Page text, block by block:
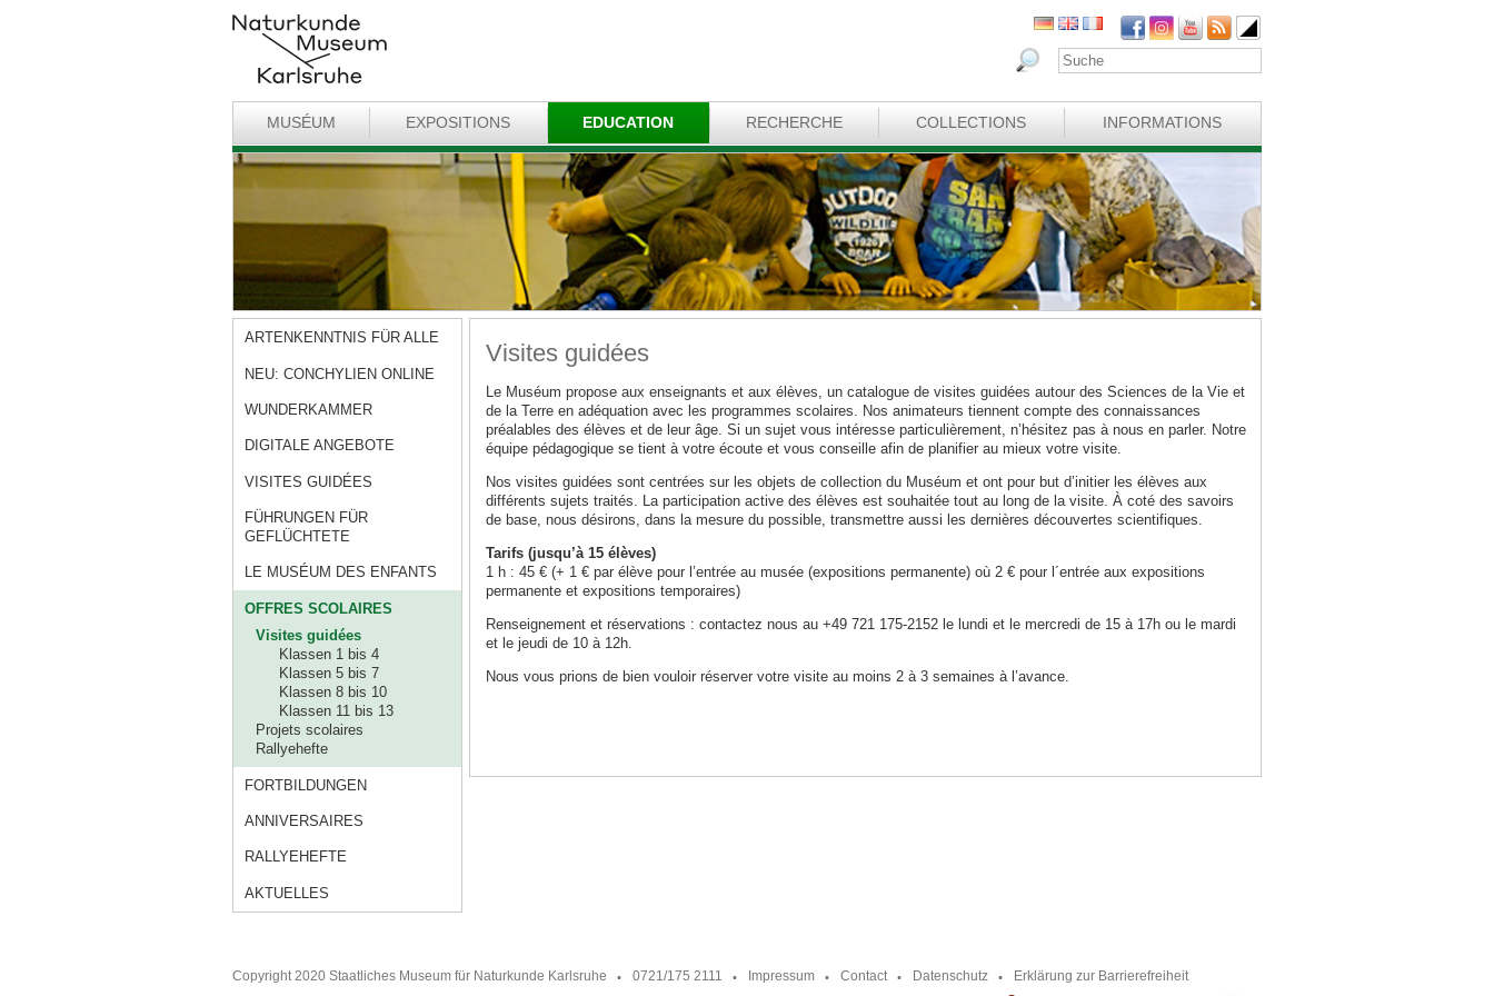
MUSÉUM EXPOSITIONS EDUCATION RECHERCHE COLLECTIONS INFORMATIONS
ARTENKENNTNIS FÜR ALLE
NEU: CONCHYLIEN ONLINE
WUNDERKAMMER
DIGITALE ANGEBOTE
VISITES GUIDÉES
FÜHRUNGEN FÜR
GEFLÜCHTETE
LE MUSÉUM DES ENFANTS
OFFRES SCOLAIRES
Visites guidées
Klassen 1 bis 4
Klassen 5 bis 7
Klassen 8 bis 10
Klassen 11 bis 13
Projets scolaires
Rallyehefte
FORTBILDUNGEN
ANNIVERSAIRES
RALLYEHEFTE
AKTUELLES
Visites guidées
Le Muséum propose aux enseignants et aux élèves, un catalogue de visites guidées autour des Sciences de la Vie et
de la Terre en adéquation avec les programmes scolaires. Nos animateurs tiennent compte des connaissances
préalables des élèves et de leur âge. Si un sujet vous intéresse particulièrement, n’hésitez pas à nous en parler. Notre
équipe pédagogique se tient à votre écoute et vous conseille afin de planifier au mieux votre visite.
Nos visites guidées sont centrées sur les objets de collection du Muséum et ont pour but d’initier les élèves aux
différents sujets traités. La participation active des élèves est souhaitée tout au long de la visite. À coté des savoirs
de base, nous désirons, dans la mesure du possible, transmettre aussi les dernières découvertes scientifiques.
Tarifs (jusqu’à 15 élèves)
1 h : 45 € (+ 1 € par élève pour l’entrée au musée (expositions permanente) où 2 € pour l´entrée aux expositions
permanente et expositions temporaires)
Renseignement et réservations : contactez nous au +49 721 175-2152 le lundi et le mercredi de 15 à 17h ou le mardi
et le jeudi de 10 à 12h.
Nous vous prions de bien vouloir réserver votre visite au moins 2 à 3 semaines à l’avance.
Copyright 2020 Staatliches Museum für Naturkunde Karlsruhe 0721/175 2111 Impressum Contact Datenschutz Erklärung zur Barrierefreiheit